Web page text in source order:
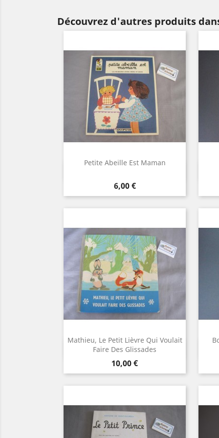
Découvrez d'autres produits
Petite Abeille Est Maman
Prix
6,00 €
Mathieu, Le Petit Lièvre Qui Voulait
Faire Des Glissades
Prix
10,00 €
Aperçu rapide